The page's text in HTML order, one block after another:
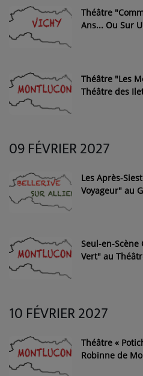
Théâtre
Ans... Ou Sur
Théâtre "Les
Théâtre des
09 FÉVRIER 2027
Les Après-
Voyageur" au
Seul-en-Scène
Vert" au
10 FÉVRIER 2027
Théâtre «
Robinne de